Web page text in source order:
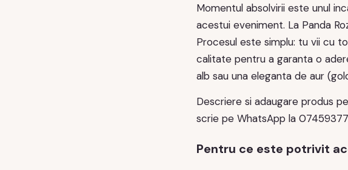
Momentul absolvirii este unul
acestui eveniment. La Panda
Procesul este simplu: tu vii cu
calitate pentru a garanta o
alb sau una eleganta de aur
Descriere si adaugare produs
scrie pe WhatsApp la
Pentru ce este potrivit